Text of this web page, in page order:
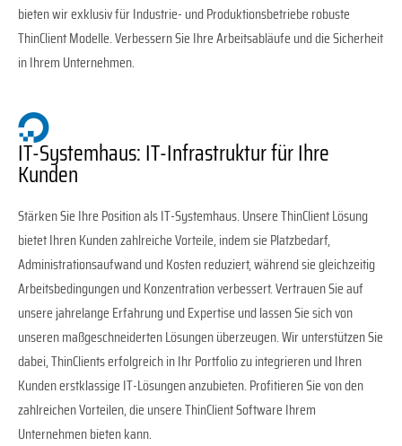
bieten wir exklusiv für Industrie- und Produktionsbetriebe robuste
ThinClient Modelle. Verbessern Sie Ihre Arbeitsabläufe und die Sicherheit
in Ihrem Unternehmen.
IT-Systemhaus: IT-Infrastruktur für Ihre
Kunden
Stärken Sie Ihre Position als IT-Systemhaus. Unsere ThinClient Lösung
bietet Ihren Kunden zahlreiche Vorteile, indem sie Platzbedarf,
Administrationsaufwand und Kosten reduziert, während sie gleichzeitig
Arbeitsbedingungen und Konzentration verbessert. Vertrauen Sie auf
unsere jahrelange Erfahrung und Expertise und lassen Sie sich von
unseren maßgeschneiderten Lösungen überzeugen. Wir unterstützen Sie
dabei, ThinClients erfolgreich in Ihr Portfolio zu integrieren und Ihren
Kunden erstklassige IT-Lösungen anzubieten. Profitieren Sie von den
zahlreichen Vorteilen, die unsere ThinClient Software Ihrem
Unternehmen bieten kann.